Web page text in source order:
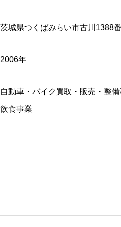
茨城県つくばみらい市古川1388
2006年
自動車・バイク買取・販売・整備
飲食事業